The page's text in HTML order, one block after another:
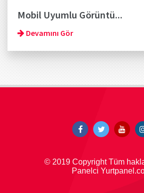
Mobil Uyumlu Görüntü...
Devamını Gör
© 2019 Copyright Tüm
Panelci